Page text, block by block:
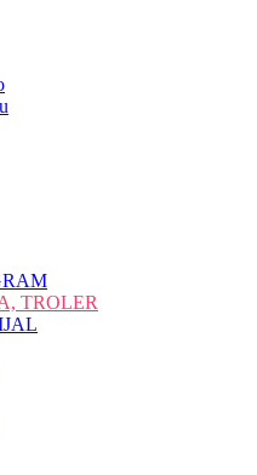
TROLER